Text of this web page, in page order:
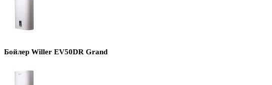
Бойлер Willer EV50DR Grand